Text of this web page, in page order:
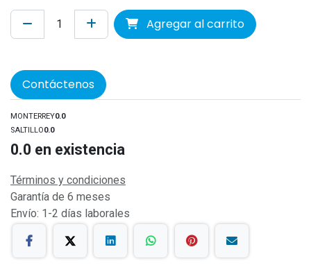
Agregar al carrito
Contáctenos
MONTERREY0.0
SALTILLO0.0
0.0 en existencia
Términos y condiciones
Garantía de 6 meses
Envío: 1-2 días laborales